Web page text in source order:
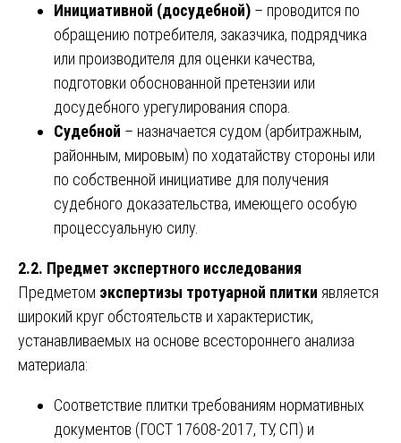
Инициативной (досудебной) – проводится по
обращению потребителя, заказчика, подрядчика
или производителя для оценки качества,
подготовки обоснованной претензии или
досудебного урегулирования спора.
Судебной – назначается судом (арбитражным,
районным, мировым) по ходатайству стороны или
по собственной инициативе для получения
судебного доказательства, имеющего особую
процессуальную силу.
2.2. Предмет экспертного исследования
Предметом экспертизы тротуарной плитки является
широкий круг обстоятельств и характеристик,
устанавливаемых на основе всестороннего анализа
материала:
Соответствие плитки требованиям нормативных
документов (ГОСТ 17608-2017, ТУ, СП) и